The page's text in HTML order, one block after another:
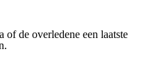
of de overledene een laatste